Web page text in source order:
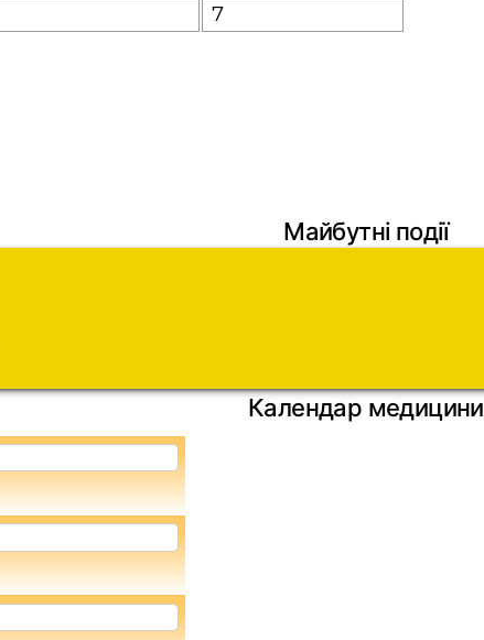
7
Майбутні події
Календар медицини